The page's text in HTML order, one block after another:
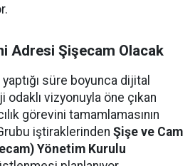
Adresi Şişecam Olacak
süre boyunca dijital
vizyonuyla öne çıkan
görevini tamamlamasının
iştiraklerinden Şişe ve Cam
Yönetim Kurulu